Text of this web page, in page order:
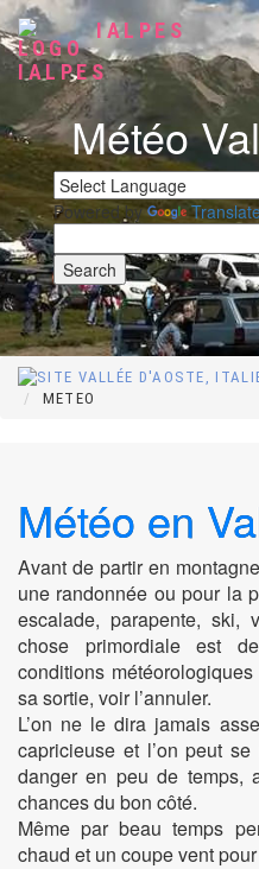
IALPES
Météo
Powered by
METEO
Météo en
Avant de partir en
une randonnée ou pour la
escalade, parapente, ski,
chose primordiale est
conditions
sa sortie, voir l’annuler.
L’on ne le dira jamais
capricieuse et l’on peut
danger en peu de temps,
chances du bon côté.
Même par beau temps
chaud et un coupe vent